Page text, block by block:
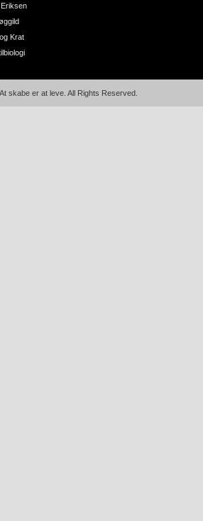
Krat
skabe er at leve. All Rights Reserved.